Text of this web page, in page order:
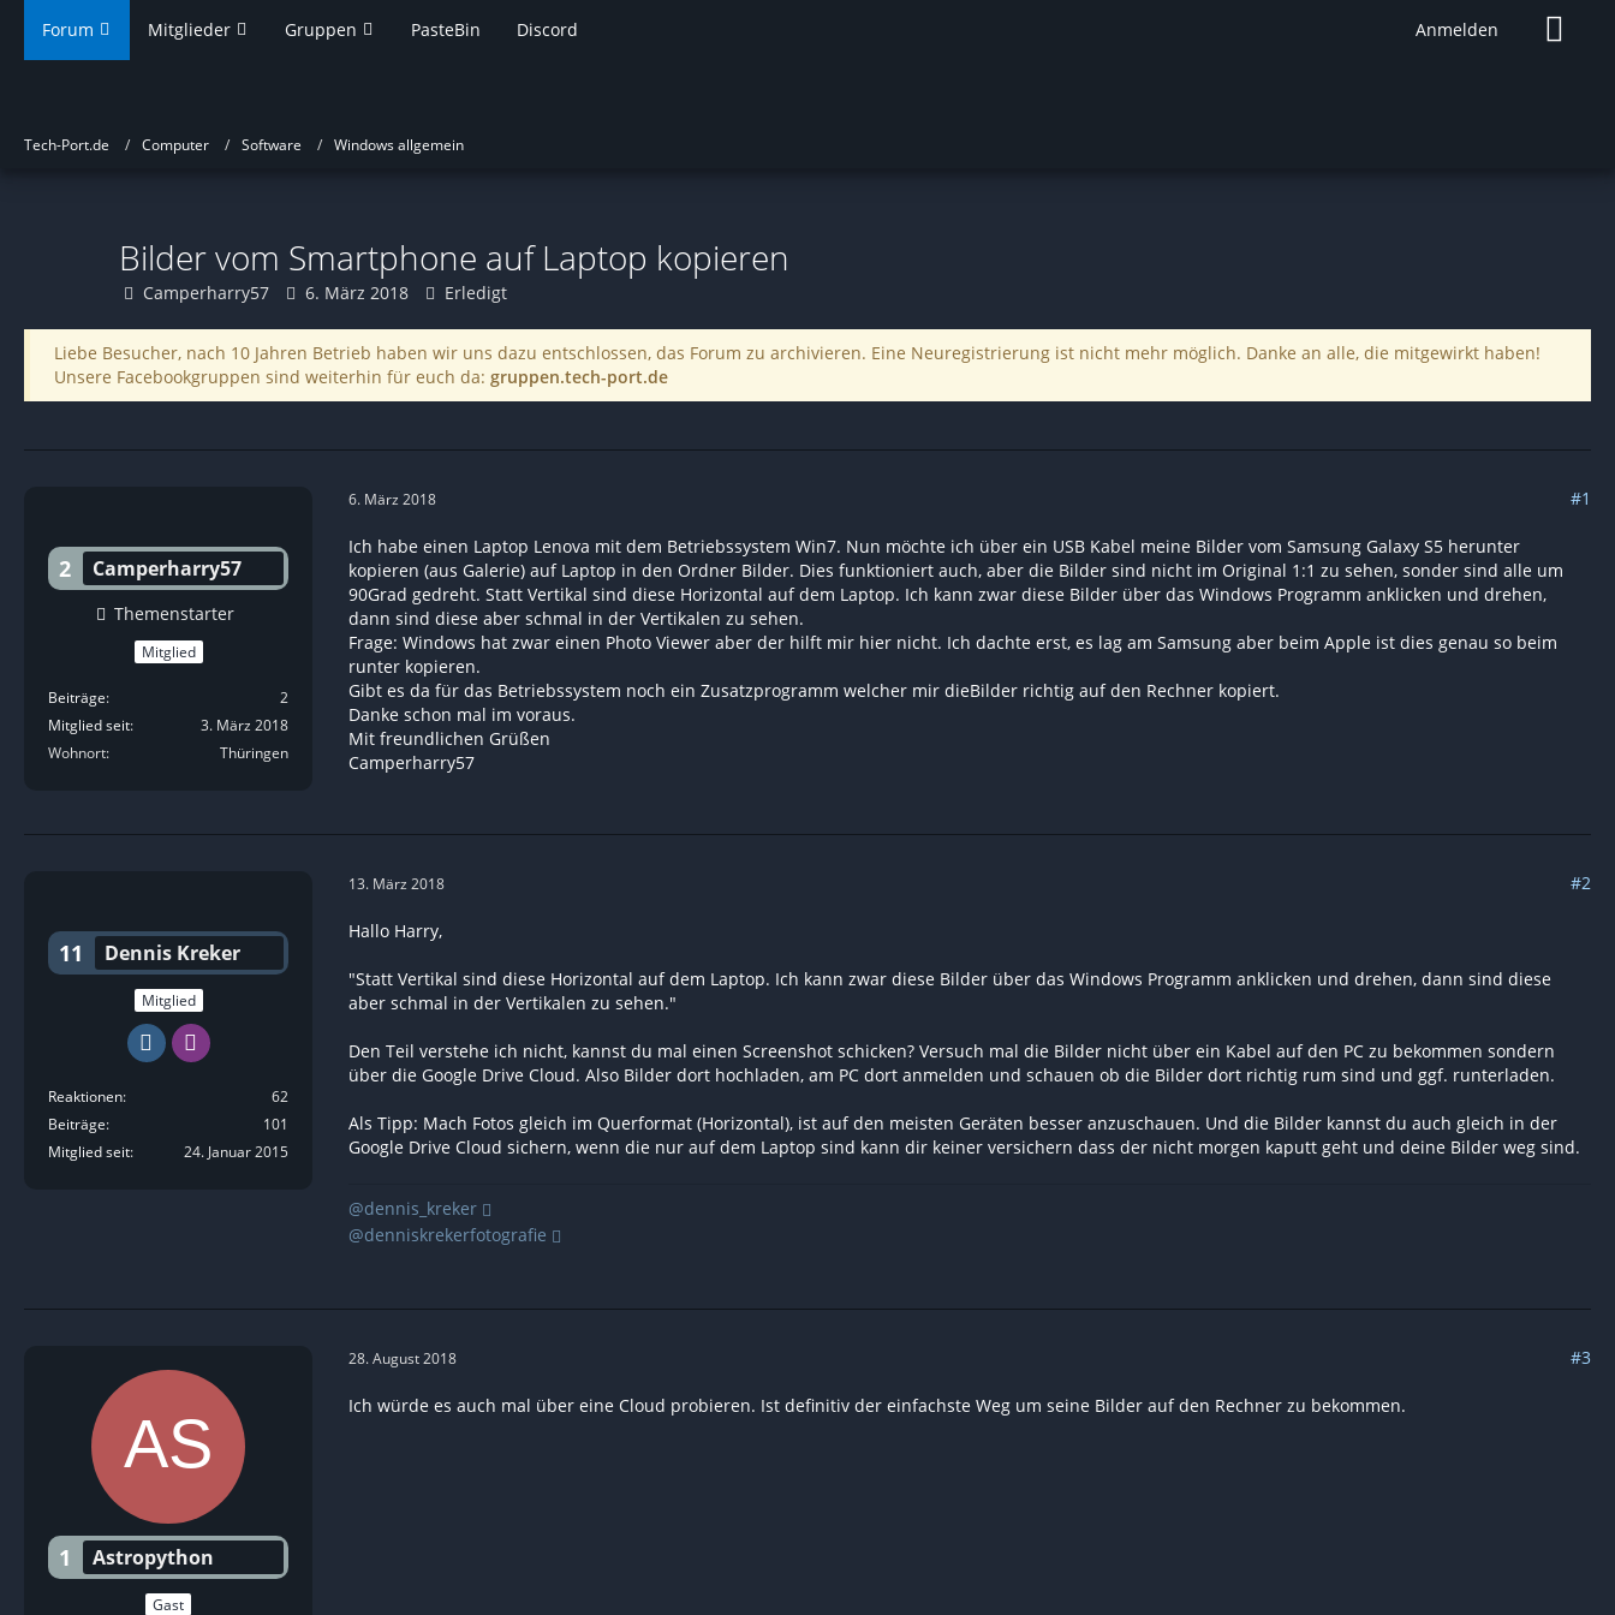
Forum Mitglieder Gruppen PasteBin Discord Anmelden
Tech-Port.de Computer Software Windows allgemein
Bilder vom Smartphone auf Laptop kopieren
Camperharry57 6. März 2018 Erledigt
Liebe Besucher, nach 10 Jahren Betrieb haben wir uns dazu entschlossen, das Forum zu archivieren. Eine Neuregistrierung ist nicht mehr möglich. Danke an alle, die mitgewirkt haben!
Unsere Facebookgruppen sind weiterhin für euch da: gruppen.tech-port.de
2 Camperharry57
Themenstarter
Mitglied
Beiträge
2
Mitglied seit
3. März 2018
Wohnort
Thüringen
6. März 2018 #1
Ich habe einen Laptop Lenova mit dem Betriebssystem Win7. Nun möchte ich über ein USB Kabel meine Bilder vom Samsung Galaxy S5 herunter
kopieren (aus Galerie) auf Laptop in den Ordner Bilder. Dies funktioniert auch, aber die Bilder sind nicht im Original 1:1 zu sehen, sonder sind alle um
90Grad gedreht. Statt Vertikal sind diese Horizontal auf dem Laptop. Ich kann zwar diese Bilder über das Windows Programm anklicken und drehen,
dann sind diese aber schmal in der Vertikalen zu sehen.
Frage: Windows hat zwar einen Photo Viewer aber der hilft mir hier nicht. Ich dachte erst, es lag am Samsung aber beim Apple ist dies genau so beim
runter kopieren.
Gibt es da für das Betriebssystem noch ein Zusatzprogramm welcher mir dieBilder richtig auf den Rechner kopiert.
Danke schon mal im voraus.
Mit freundlichen Grüßen
Camperharry57
11 Dennis Kreker
Mitglied
Reaktionen
62
Beiträge
101
Mitglied seit
24. Januar 2015
13. März 2018 #2
Hallo Harry,
"Statt Vertikal sind diese Horizontal auf dem Laptop. Ich kann zwar diese Bilder über das Windows Programm anklicken und drehen, dann sind diese
aber schmal in der Vertikalen zu sehen."
Den Teil verstehe ich nicht, kannst du mal einen Screenshot schicken? Versuch mal die Bilder nicht über ein Kabel auf den PC zu bekommen sondern
über die Google Drive Cloud. Also Bilder dort hochladen, am PC dort anmelden und schauen ob die Bilder dort richtig rum sind und ggf. runterladen.
Als Tipp: Mach Fotos gleich im Querformat (Horizontal), ist auf den meisten Geräten besser anzuschauen. Und die Bilder kannst du auch gleich in der
Google Drive Cloud sichern, wenn die nur auf dem Laptop sind kann dir keiner versichern dass der nicht morgen kaputt geht und deine Bilder weg sind.
@dennis_kreker
@denniskrekerfotografie
1 Astropython
Gast
28. August 2018 #3
Ich würde es auch mal über eine Cloud probieren. Ist definitiv der einfachste Weg um seine Bilder auf den Rechner zu bekommen.